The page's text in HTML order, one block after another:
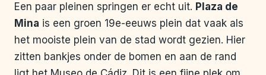
Een paar pleinen springen er echt uit. Plaza de
Mina is een groen 19e-eeuws plein dat vaak als
het mooiste plein van de stad wordt gezien. Hier
zitten bankjes onder de bomen en aan de rand